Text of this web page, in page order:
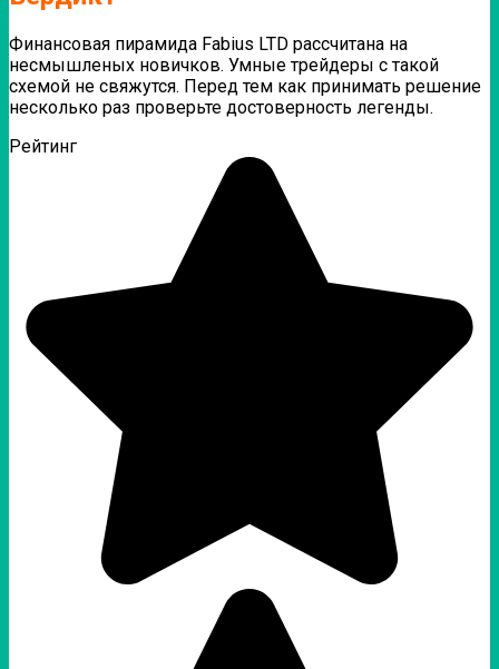
Финансовая пирамида Fabius LTD рассчитана на
несмышленых новичков. Умные трейдеры с такой
схемой не свяжутся. Перед тем как принимать решение
несколько раз проверьте достоверность легенды.
Рейтинг